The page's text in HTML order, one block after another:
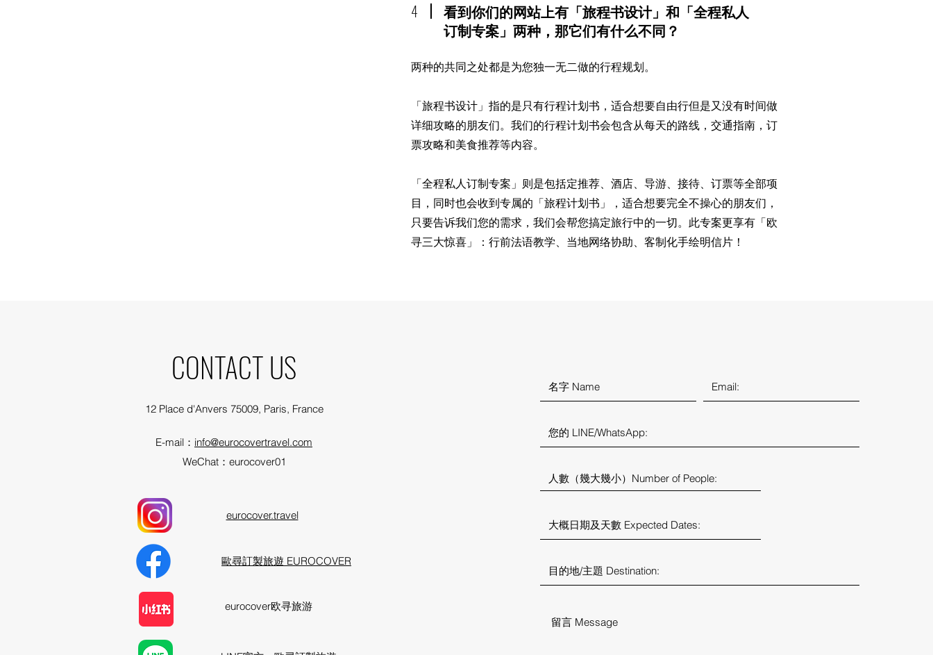
4
看到你们的网站上有「旅程书设计」和「全程私人
订制专案」两种，那它们有什么不同？
两种的共同之处都是为您独一无二做的行程规划。
「旅程书设计」指的是只有行程计划书，适合想要自由行但是又没有时间做
详细攻略的朋友们。我们的行程计划书会包含从每天的路线，交通指南，订
票攻略和美食推荐等内容。 ​
「全程私人订制专案」则是包括定推荐、酒店、导游、接待、订票等全部项
目，同时也会收到专属的「旅程计划书」，适合想要完全不操心的朋友们，
只要告诉我们您的需求，我们会帮您搞定旅行中的一切。此专案更享有「欧
寻三大惊喜」：行前法语教学、当地网络协助、客制化手绘明信片！
CONTACT US
12 Place d'Anvers 75009, Paris, France
E-mail： info@eurocovertravel.com
​WeChat：eurocover01
​eurocover.travel
歐尋訂製旅遊 EUROCOVER
​eurocover欧寻旅游